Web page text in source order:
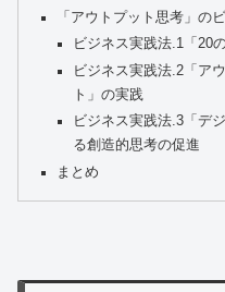
「アウトプット思考」の
ビジネス実践法.1「20
ビジネス実践法.2「ア
ト」の実践
ビジネス実践法.3「デ
る創造的思考の促進
まとめ